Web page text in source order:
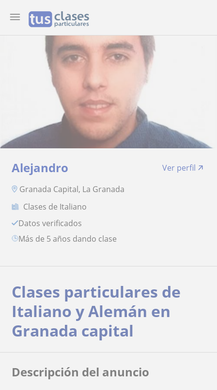
Alejandro
Ver perfil
Granada Capital, La Granada
Clases de Italiano
Datos verificados
más de 5 años dando clase
Clases particulares de
Italiano y Alemán en
Granada capital
Descripción del anuncio